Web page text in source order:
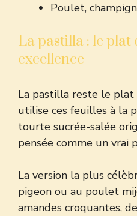
Poulet,
La pastilla : le plat
excellence
La pastilla reste le
utilise ces feuilles à la
tourte sucrée-salée
pensée comme un vrai
La version la plus
pigeon ou au poulet
amandes croquantes,